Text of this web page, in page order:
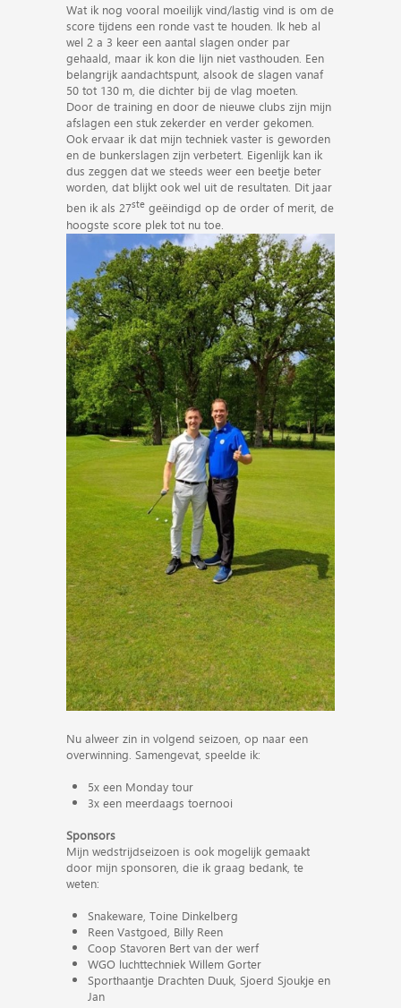
Wat ik nog vooral moeilijk vind/lastig vind is om de
score tijdens een ronde vast te houden. Ik heb al
wel 2 a 3 keer een aantal slagen onder par
gehaald, maar ik kon die lijn niet vasthouden. Een
belangrijk aandachtspunt, alsook de slagen vanaf
50 tot 130 m, die dichter bij de vlag moeten.
Door de training en door de nieuwe clubs zijn mijn
afslagen een stuk zekerder en verder gekomen.
Ook ervaar ik dat mijn techniek vaster is geworden
en de bunkerslagen zijn verbetert. Eigenlijk kan ik
dus zeggen dat we steeds weer een beetje beter
worden, dat blijkt ook wel uit de resultaten. Dit jaar
ben ik als 27ste geëindigd op de order of merit, de
hoogste score plek tot nu toe.
Nu alweer zin in volgend seizoen, op naar een
overwinning. Samengevat, speelde ik:
5x een Monday tour
3x een meerdaags toernooi
Sponsors
Mijn wedstrijdseizoen is ook mogelijk gemaakt
door mijn sponsoren, die ik graag bedank, te
weten:
Snakeware, Toine Dinkelberg
Reen Vastgoed, Billy Reen
Coop Stavoren Bert van der werf
WGO luchttechniek Willem Gorter
Sporthaantje Drachten Duuk, Sjoerd Sjoukje en
Jan